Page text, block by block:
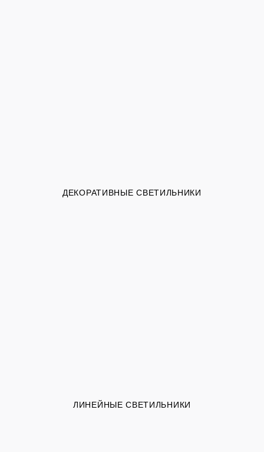
ДЕКОРАТИВНЫЕ СВЕТИЛЬНИКИ
ЛИНЕЙНЫЕ СВЕТИЛЬНИКИ